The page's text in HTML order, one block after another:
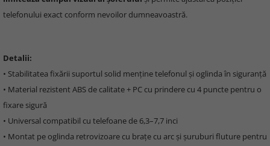
telefonului exact conform nevoilor dumneavoastră.
Detalii:
• Stabilitatea fixării suportul solid menține telefonul și oglinda în siguranță
• Material rezistent ABS de calitate + PC cu prindere cu 4 puncte pentru o
fixare sigură
• Universal compatibil cu telefoane de 6,3–7,7 inci
• Montat pe oglinda retrovizoare cu brațe cu arc și șuruburi fluture pentru